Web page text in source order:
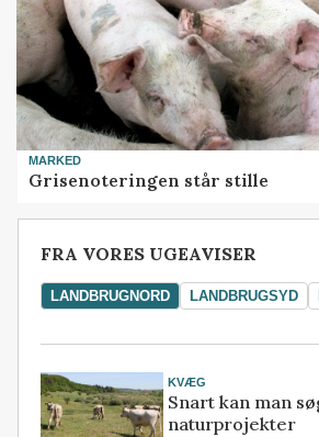
MARKED
Grisenoteringen står stille
FRA VORES UGEAVISER
LANDBRUGNORD LANDBRUGSYD
KVÆG
Snart kan man
naturprojekter